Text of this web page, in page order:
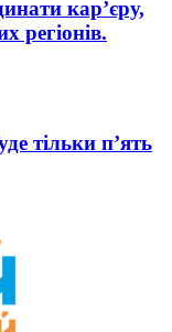
кар’єру,
регіонів.
тільки п’ять